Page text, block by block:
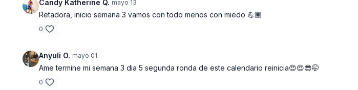
Candy Katherine Q. mayo 13
Retadora, inicio semana 3 vamos con todo menos con miedo 💪🏾
0
Anyuli O. mayo 01
Ame termine mi semana 3 dia 5 segunda ronda de este calendario reinicia😍😍😎🤭
0